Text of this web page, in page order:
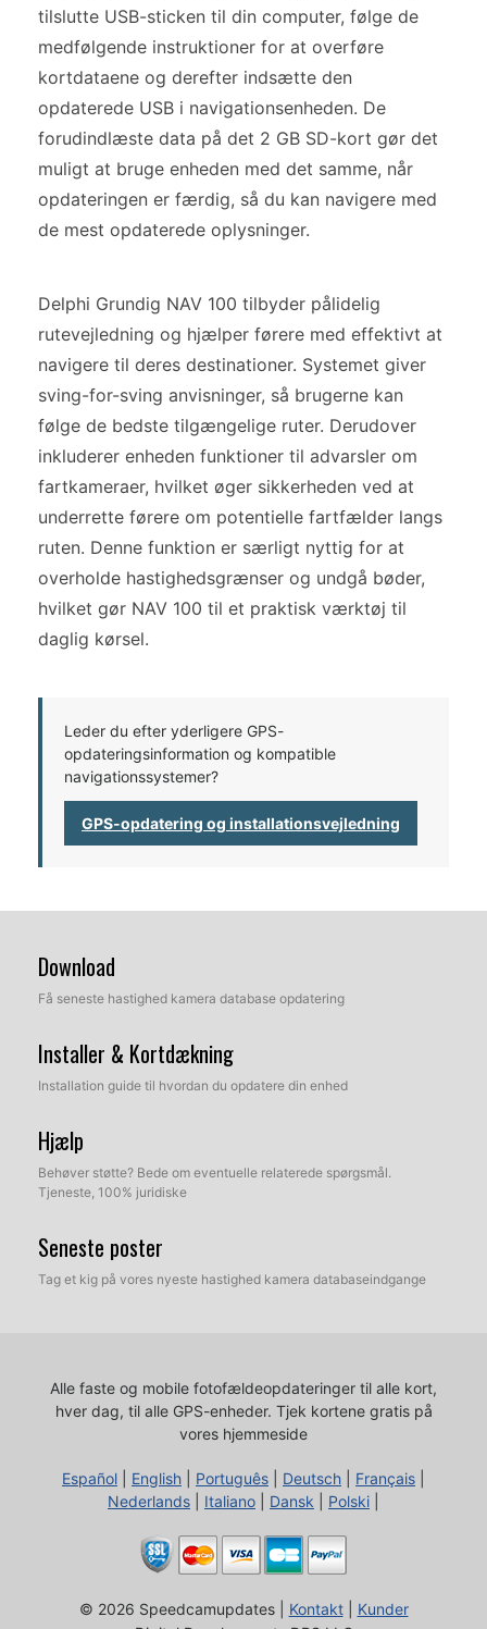
tilslutte USB-sticken til din computer, følge de
medfølgende instruktioner for at overføre
kortdataene og derefter indsætte den
opdaterede USB i navigationsenheden. De
forudindlæste data på det 2 GB SD-kort gør det
muligt at bruge enheden med det samme, når
opdateringen er færdig, så du kan navigere med
de mest opdaterede oplysninger.
Delphi Grundig NAV 100 tilbyder pålidelig
rutevejledning og hjælper førere med effektivt at
navigere til deres destinationer. Systemet giver
sving-for-sving anvisninger, så brugerne kan
følge de bedste tilgængelige ruter. Derudover
inkluderer enheden funktioner til advarsler om
fartkameraer, hvilket øger sikkerheden ved at
underrette førere om potentielle fartfælder langs
ruten. Denne funktion er særligt nyttig for at
overholde hastighedsgrænser og undgå bøder,
hvilket gør NAV 100 til et praktisk værktøj til
daglig kørsel.
Leder du efter yderligere GPS-
opdateringsinformation og kompatible
navigationssystemer?
GPS-opdatering og installationsvejledning
Download
Få seneste hastighed kamera database opdatering
Installer & Kortdækning
Installation guide til hvordan du opdatere din enhed
Hjælp
Behøver støtte? Bede om eventuelle relaterede spørgsmål.
Tjeneste, 100% juridiske
Seneste poster
Tag et kig på vores nyeste hastighed kamera databaseindgange
Alle faste og mobile fotofældeopdateringer til alle kort,
hver dag, til alle GPS-enheder. Tjek kortene gratis på
vores hjemmeside
Español English Português Deutsch Français
Nederlands
Italiano Dansk Polski
© 2026 Speedcamupdates | Kontakt| Kunder